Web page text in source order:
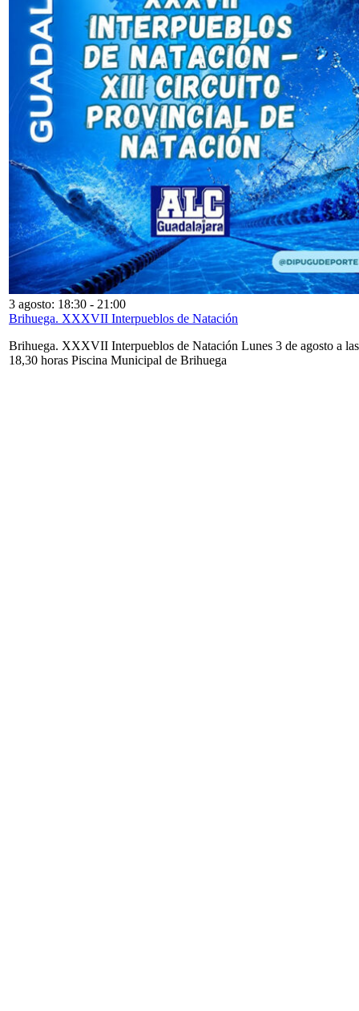
3 agosto: 18:30 - 21:00
Brihuega. XXXVII Interpueblos de Natación
Brihuega. XXXVII Interpueblos de Natación Lunes 3 de agosto a las
18,30 horas Piscina Municipal de Brihuega